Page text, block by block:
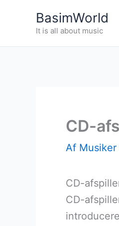
BasimWorld
It is all about music
CD-
Af Musiker
CD-
CD-